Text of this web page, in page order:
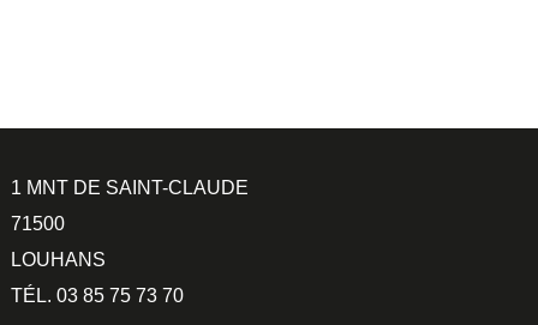
1 MNT DE SAINT-CLAUDE
71500
LOUHANS
TÉL. 03 85 75 73 70